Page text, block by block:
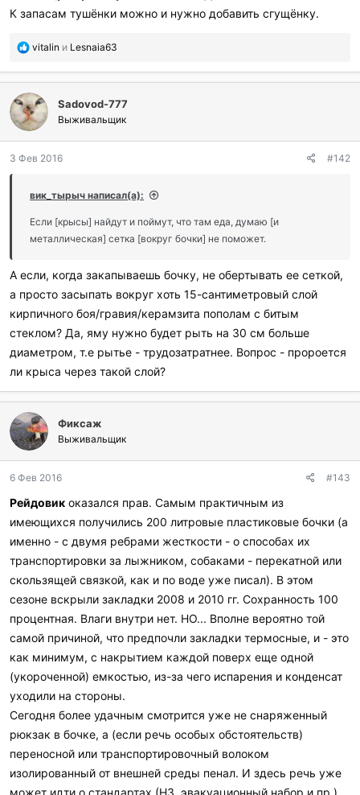
К запасам тушёнки можно и нужно добавить сгущёнку.
П
б
л
а
г
о
а
и
и
:
vitalin и Lesnaia63
Sadovod-777
Выживальщик
3 Фев 2016 #142
вик_тырыч написал(а):
Если [крысы] найдут и поймут, что там еда, думаю [и
металлическая] сетка [вокруг бочки] не поможет.
А если, когда закапываешь бочку, не обертывать ее сеткой,
а просто засыпать вокруг хоть 15-сантиметровый слой
кирпичного боя/гравия/керамзита пополам с битым
стеклом? Да, яму нужно будет рыть на 30 см больше
диаметром, т.е рытье - трудозатратнее. Вопрос - пророется
ли крыса через такой слой?
Фиксаж
Выживальщик
6 Фев 2016 #143
Рейдовик оказался прав. Самым практичным из
имеющихся получились 200 литровые пластиковые бочки (а
именно - с двумя ребрами жесткости - о способах их
транспортировки за лыжником, собаками - перекатной или
скользящей связкой, как и по воде уже писал). В этом
сезоне вскрыли закладки 2008 и 2010 гг. Сохранность 100
процентная. Влаги внутри нет. НО... Вполне вероятно той
самой причиной, что предпочли закладки термосные, и - это
как минимум, с накрытием каждой поверх еще одной
(укороченной) емкостью, из-за чего испарения и конденсат
уходили на стороны.
Сегодня более удачным смотрится уже не снаряженный
рюкзак в бочке, а (если речь особых обстоятельств)
переносной или транспортировочный волоком
изолированный от внешней среды пенал. И здесь речь уже
может идти о стандартах (НЗ, эвакуационный набор и пр.)